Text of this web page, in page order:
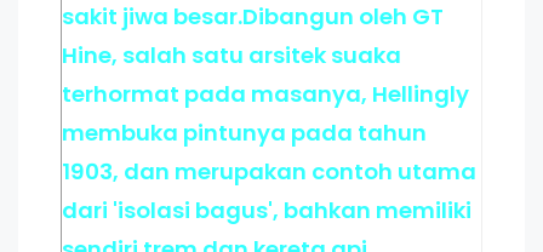
sakit jiwa besar.Dibangun oleh GT
Hine, salah satu arsitek suaka
terhormat pada masanya, Hellingly
membuka pintunya pada tahun
1903, dan merupakan contoh utama
dari 'isolasi bagus', bahkan memiliki